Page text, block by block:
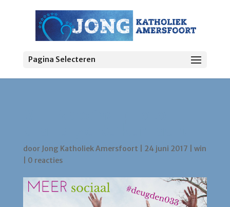
Pagina Selecteren
door Jong Katholiek Amersfoort 24 juni 2017
win
0 reacties